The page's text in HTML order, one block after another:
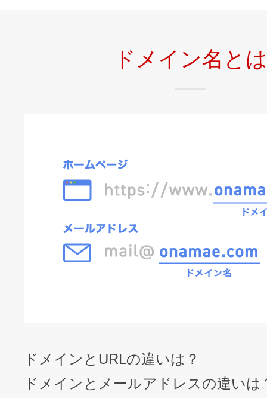
ドメイン名とは
ドメインとURLの違いは？
ドメインとメールアドレスの違いは